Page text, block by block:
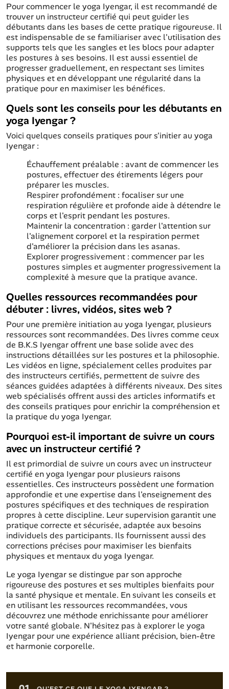
Pour commencer le yoga Iyengar, il est recommandé de
trouver un instructeur certifié qui peut guider les
débutants dans les bases de cette pratique rigoureuse. Il
est indispensable de se familiariser avec l'utilisation des
supports tels que les sangles et les blocs pour adapter
les postures à ses besoins. Il est aussi essentiel de
progresser graduellement, en respectant ses limites
physiques et en développant une régularité dans la
pratique pour en maximiser les bénéfices.
Quels sont les conseils pour les débutants en
yoga Iyengar ?
Voici quelques conseils pratiques pour s'initier au yoga
Iyengar :
Échauffement préalable : avant de commencer les
postures, effectuer des étirements légers pour
préparer les muscles.
Respirer profondément : focaliser sur une
respiration régulière et profonde aide à détendre le
corps et l'esprit pendant les postures.
Maintenir la concentration : garder l'attention sur
l'alignement corporel et la respiration permet
d'améliorer la précision dans les asanas.
Explorer progressivement : commencer par les
postures simples et augmenter progressivement la
complexité à mesure que la pratique avance.
Quelles ressources recommandées pour
débuter : livres, vidéos, sites web ?
Pour une première initiation au yoga Iyengar, plusieurs
ressources sont recommandées. Des livres comme ceux
de B.K.S Iyengar offrent une base solide avec des
instructions détaillées sur les postures et la philosophie.
Les vidéos en ligne, spécialement celles produites par
des instructeurs certifiés, permettent de suivre des
séances guidées adaptées à différents niveaux. Des sites
web spécialisés offrent aussi des articles informatifs et
des conseils pratiques pour enrichir la compréhension et
la pratique du yoga Iyengar.
Pourquoi est-il important de suivre un cours
avec un instructeur certifié ?
Il est primordial de suivre un cours avec un instructeur
certifié en yoga Iyengar pour plusieurs raisons
essentielles. Ces instructeurs possèdent une formation
approfondie et une expertise dans l'enseignement des
postures spécifiques et des techniques de respiration
propres à cette discipline. Leur supervision garantit une
pratique correcte et sécurisée, adaptée aux besoins
individuels des participants. Ils fournissent aussi des
corrections précises pour maximiser les bienfaits
physiques et mentaux du yoga Iyengar.
Le yoga Iyengar se distingue par son approche
rigoureuse des postures et ses multiples bienfaits pour
la santé physique et mentale. En suivant les conseils et
en utilisant les ressources recommandées, vous
découvrez une méthode enrichissante pour améliorer
votre santé globale. N'hésitez pas à explorer le yoga
Iyengar pour une expérience alliant précision, bien-être
et harmonie corporelle.
Sommaire de l'article